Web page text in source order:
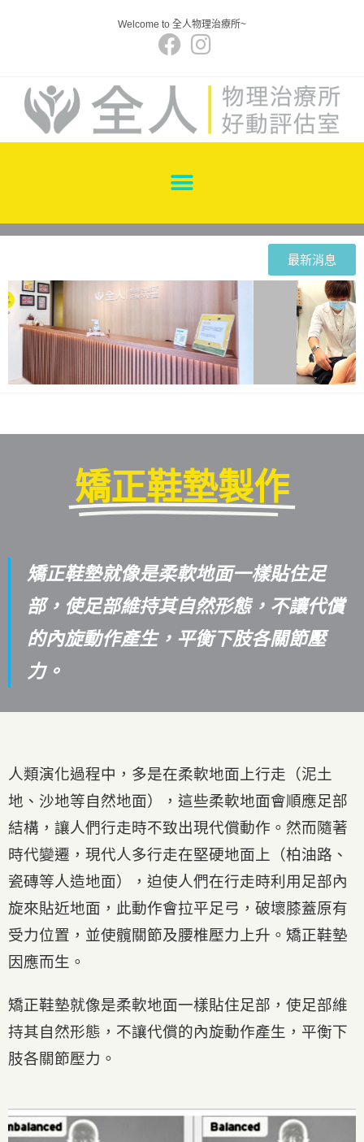
Welcome to 全人物理治療所~
最新消息
矯正鞋墊製作
矯正鞋墊就像是柔軟地面一樣貼住足
部，使足部維持其自然形態，不讓代償
的內旋動作產生，平衡下肢各關節壓
力。
人類演化過程中，多是在柔軟地面上行走（泥土
地、沙地等自然地面），這些柔軟地面會順應足部
結構，讓人們行走時不致出現代償動作。然而隨著
時代變遷，現代人多行走在堅硬地面上（柏油路、
瓷磚等人造地面），迫使人們在行走時利用足部內
旋來貼近地面，此動作會拉平足弓，破壞膝蓋原有
受力位置，並使髖關節及腰椎壓力上升。矯正鞋墊
因應而生。
矯正鞋墊就像是柔軟地面一樣貼住足部，使足部維
持其自然形態，不讓代償的內旋動作產生，平衡下
肢各關節壓力。